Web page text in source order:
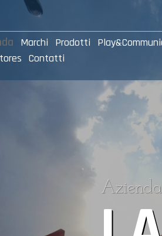
Marchi Prodotti
Contatti
Azienda